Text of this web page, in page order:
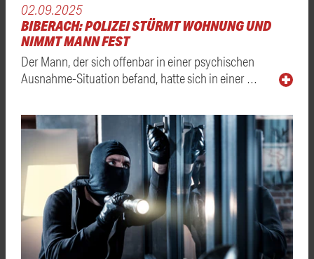
02.09.2025
BIBERACH: POLIZEI STÜRMT WOHNUNG UND
NIMMT MANN FEST
Der Mann, der sich offenbar in einer psychischen
Ausnahme-Situation befand, hatte sich in einer …